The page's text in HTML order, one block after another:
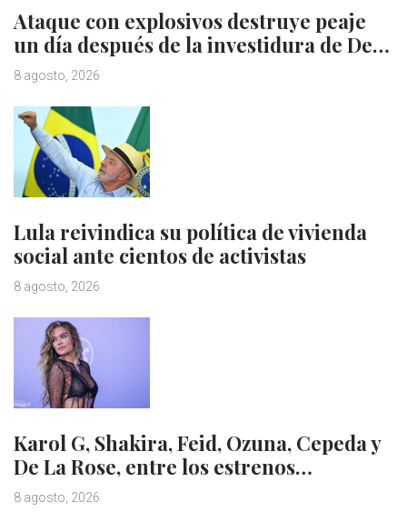
Ataque con explosivos destruye peaje
un día después de la investidura de De…
8 agosto, 2026
Lula reivindica su política de vivienda
social ante cientos de activistas
8 agosto, 2026
Karol G, Shakira, Feid, Ozuna, Cepeda y
De La Rose, entre los estrenos…
8 agosto, 2026